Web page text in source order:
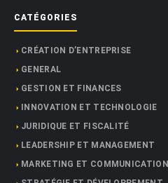
CATÉGORIES
CRÉATION D’ENTREPRISE
GENERAL
GESTION ET FINANCES
INNOVATION ET TECHNOLOGIE
JURIDIQUE ET FISCALITÉ
LEADERSHIP ET MANAGEMENT
MARKETING ET COMMUNICATION